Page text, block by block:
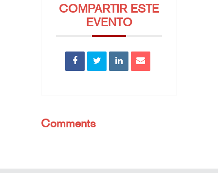
COMPARTIR ESTE
EVENTO
Comments